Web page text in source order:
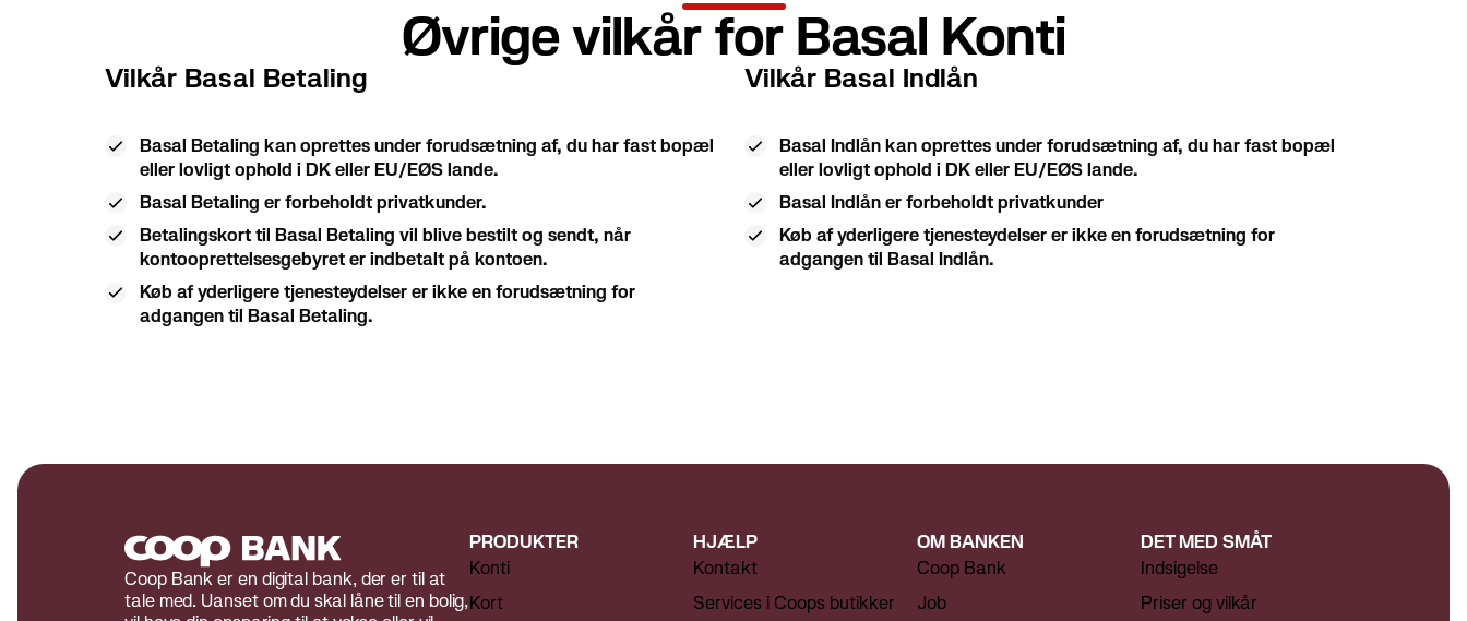
Øvrige vilkår for Basal Konti
Vilkår Basal Betaling
Basal Betaling kan oprettes under forudsætning af, du har fast bopæl
eller lovligt ophold i DK eller EU/EØS lande.
Basal Betaling er forbeholdt privatkunder.
Betalingskort til Basal Betaling vil blive bestilt og sendt, når
kontooprettelsesgebyret er indbetalt på kontoen.
Køb af yderligere tjenesteydelser er ikke en forudsætning for
adgangen til Basal Betaling.
Vilkår Basal Indlån
Basal Indlån kan oprettes under forudsætning af, du har fast bopæl
eller lovligt ophold i DK eller EU/EØS lande.
Basal Indlån er forbeholdt privatkunder
Køb af yderligere tjenesteydelser er ikke en forudsætning for
adgangen til Basal Indlån.
Coop Bank er en digital bank, der er til at
tale med. Uanset om du skal låne til en bolig,
PRODUKTER
Konti
Kort
HJÆLP
Kontakt
Services i Coops butikker
OM BANKEN
Coop Bank
Job
DET MED SMÅT
Indsigelse
Priser og vilkår